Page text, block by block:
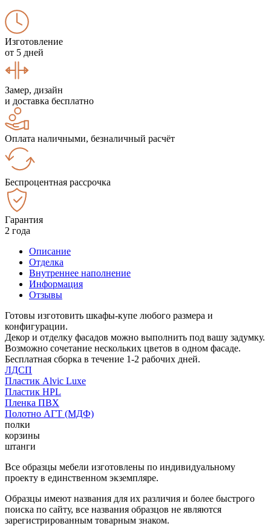
Изготовление
от 5 дней
Замер, дизайн
и доставка бесплатно
Оплата наличными, безналичный расчёт
Беспроцентная рассрочка
Гарантия
2 года
Описание
Отделка
Внутреннее наполнение
Информация
Отзывы
Готовы изготовить шкафы-купе любого размера и
конфигурации.
Декор и отделку фасадов можно выполнить под вашу задумку.
Возможно сочетание нескольких цветов в одном фасаде.
Бесплатная сборка в течение 1-2 рабочих дней.
ЛДСП
Пластик Alvic Luxe
Пластик HPL
Пленка ПВХ
Полотно АГТ (МДФ)
полки
корзины
штанги
Все образцы мебели изготовлены по индивидуальному
проекту в единственном экземпляре.
Образцы имеют названия для их различия и более быстрого
поиска по сайту, все названия образцов не являются
зарегистрированным товарным знаком.